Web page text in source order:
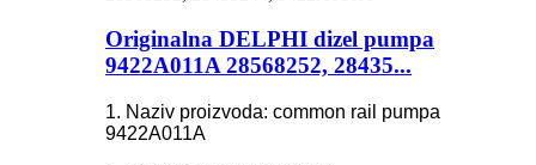
Originalna DELPHI dizel pumpa
9422A011A 28568252, 28435...
1. Naziv proizvoda: common rail pumpa
9422A011A